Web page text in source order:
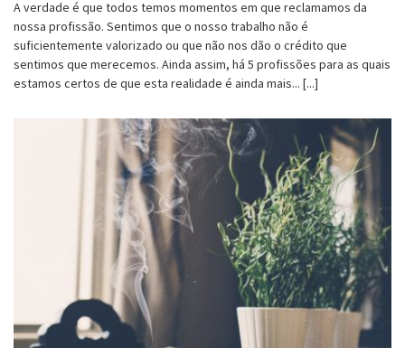
A verdade é que todos temos momentos em que reclamamos da
nossa profissão. Sentimos que o nosso trabalho não é
suficientemente valorizado ou que não nos dão o crédito que
sentimos que merecemos. Ainda assim, há 5 profissões para as quais
estamos certos de que esta realidade é ainda mais... [...]